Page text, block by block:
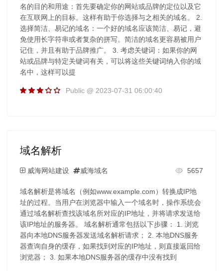
名的目的和用途：首先要确定你的网站或品牌的定位以及它
在互联网上的目标。这样有助于你选择与之相关的域名。 2.
选择简洁、易记的域名：一个好的域名应该简洁、易记，避
免使用长字符串或者复杂的拼写。简洁的域名更容易被用户
记住，并且有助于品牌推广。 3. 考虑关键词：如果你的网
站或品牌与特定关键词有关，可以将这些关键词纳入你的域
名中，这样可以提
Public @ 2023-07-31 06:00:40
域名解析
威海网站建设 威海域名 5657
域名解析是将域名（例如www.example.com）转换成IP地
址的过程。当用户在浏览器中输入一个域名时，操作系统会
通过域名解析查找该域名所对应的IP地址，并将请求发送给
该IP地址的服务器。 域名解析通常包括以下步骤： 1. 浏览
器向本地DNS服务器发送域名解析请求； 2. 本地DNS服务
器查询自身的缓存，如果找到对应的IP地址，则直接返回给
浏览器； 3. 如果本地DNS服务器的缓存中没有找到